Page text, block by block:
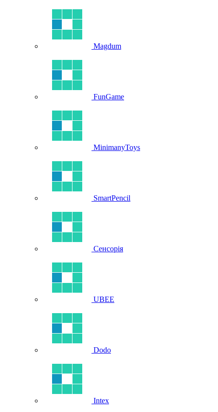
Magdum
FunGame
MinimanyToys
SmartPencil
Сенсорія
UBEE
Dodo
Intex